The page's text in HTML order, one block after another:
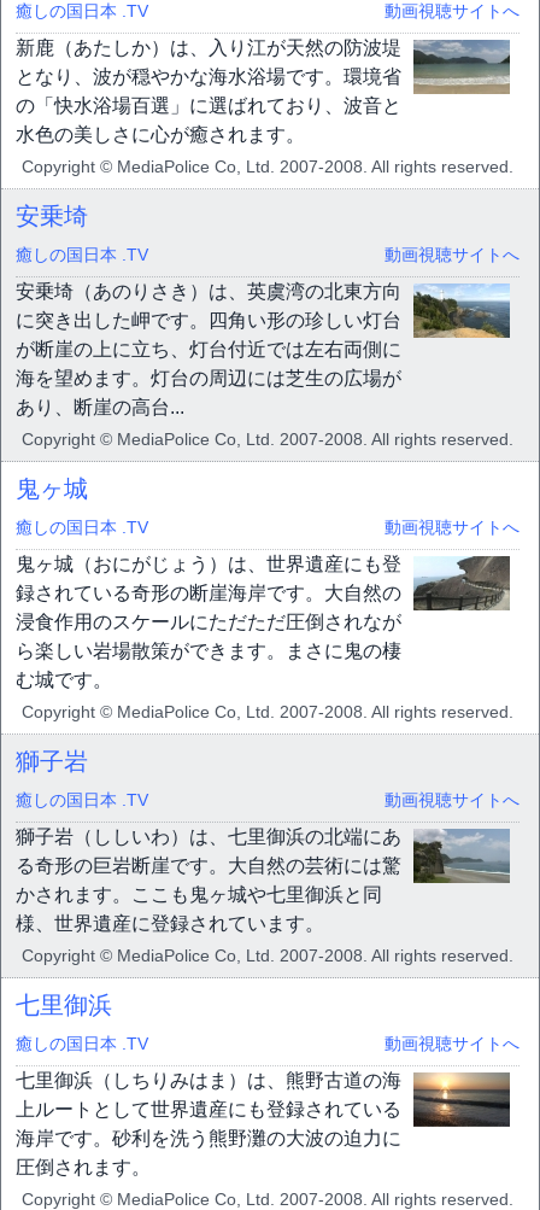
癒しの国日本 .TV 動画視聴サイトへ
新鹿（あたしか）は、入り江が天然の防波堤
となり、波が穏やかな海水浴場です。環境省
の「快水浴場百選」に選ばれており、波音と
水色の美しさに心が癒されます。
Copyright © MediaPolice Co, Ltd. 2007-2008. All rights reserved.
安乗埼
癒しの国日本 .TV 動画視聴サイトへ
安乗埼（あのりさき）は、英虞湾の北東方向
に突き出した岬です。四角い形の珍しい灯台
が断崖の上に立ち、灯台付近では左右両側に
海を望めます。灯台の周辺には芝生の広場が
あり、断崖の高台...
Copyright © MediaPolice Co, Ltd. 2007-2008. All rights reserved.
鬼ヶ城
癒しの国日本 .TV 動画視聴サイトへ
鬼ヶ城（おにがじょう）は、世界遺産にも登
録されている奇形の断崖海岸です。大自然の
浸食作用のスケールにただただ圧倒されなが
ら楽しい岩場散策ができます。まさに鬼の棲
む城です。
Copyright © MediaPolice Co, Ltd. 2007-2008. All rights reserved.
獅子岩
癒しの国日本 .TV 動画視聴サイトへ
獅子岩（ししいわ）は、七里御浜の北端にあ
る奇形の巨岩断崖です。大自然の芸術には驚
かされます。ここも鬼ヶ城や七里御浜と同
様、世界遺産に登録されています。
Copyright © MediaPolice Co, Ltd. 2007-2008. All rights reserved.
七里御浜
癒しの国日本 .TV 動画視聴サイトへ
七里御浜（しちりみはま）は、熊野古道の海
上ルートとして世界遺産にも登録されている
海岸です。砂利を洗う熊野灘の大波の迫力に
圧倒されます。
Copyright © MediaPolice Co, Ltd. 2007-2008. All rights reserved.